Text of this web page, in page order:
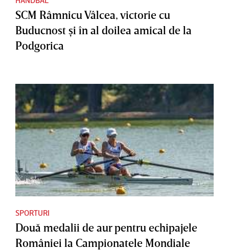
SCM Râmnicu Vâlcea, victorie cu
Buducnost şi în al doilea amical de la
Podgorica
SPORTURI
Două medalii de aur pentru echipajele
României la Campionatele Mondiale